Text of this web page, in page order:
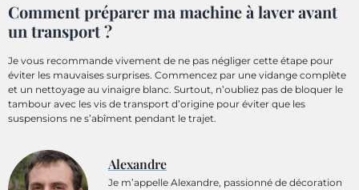
Comment préparer ma machine à laver avant
un transport ?
Je vous recommande vivement de ne pas négliger cette étape pour
éviter les mauvaises surprises. Commencez par une vidange complète
et un nettoyage au vinaigre blanc. Surtout, n’oubliez pas de bloquer le
tambour avec les vis de transport d’origine pour éviter que les
suspensions ne s’abîment pendant le trajet.
Alexandre
Je m’appelle Alexandre, passionné de décoration